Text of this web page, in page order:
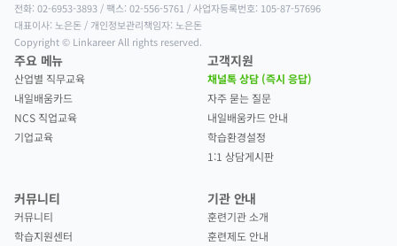
전화: 02-6953-3893 / 팩스: 02-556-5761 / 사업자등록번호: 105-87-57696
대표이사: 노은돈 / 개인정보관리책임자: 노은돈
Copyright © Linkareer All rights reserved.
주요 메뉴
산업별 직무교육
내일배움카드
NCS 직업교육
기업교육
고객지원
채널톡 상담 (즉시 응답)
자주 묻는 질문
내일배움카드 안내
학습환경설정
1:1 상담게시판
커뮤니티
커뮤니티
학습지원센터
기관 안내
훈련기관 소개
훈련제도 안내